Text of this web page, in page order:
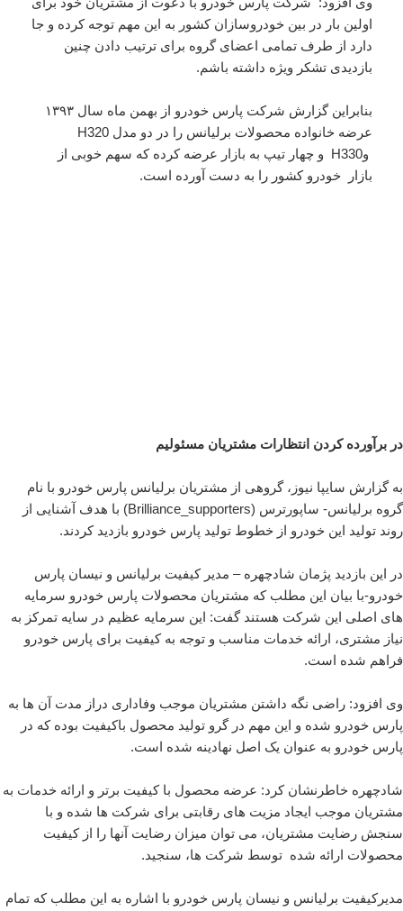
اولین بار در بین خودروسازان کشور به این مهم توجه کرده و جا
دارد از طرف تمامی اعضای گروه برای ترتیب دادن چنین
بازدیدی تشکر ویژه داشته باشم.
بنابراین گزارش شرکت پارس خودرو از بهمن ماه سال ۱۳۹۳
عرضه خانواده محصولات برلیانس را در دو مدل H320
وH330 و چهار تیپ به بازار عرضه کرده که سهم خوبی از
بازار خودرو کشور را به دست آورده است.
در برآورده کردن انتظارات مشتریان مسئولیم
به گزارش سایپا نیوز، گروهی از مشتریان برلیانس پارس خودرو با نام
گروه برلیانس- ساپورترس (Brilliance_supporters) با هدف آشنایی از
روند تولید این خودرو از خطوط تولید پارس خودرو بازدید کردند.
در این بازدید پژمان شادچهره – مدیر کیفیت برلیانس و نیسان پارس
خودرو-با بیان این مطلب که مشتریان محصولات پارس خودرو سرمایه
های اصلی این شرکت هستند گفت: این سرمایه عظیم در سایه تمرکز به
نیاز مشتری، ارائه خدمات مناسب و توجه به کیفیت برای پارس خودرو
فراهم شده است.
وی افزود: راضی نگه داشتن مشتریان موجب وفاداری دراز مدت آن ها به
پارس خودرو شده و این مهم در گرو تولید محصول باکیفیت بوده که در
پارس خودرو به عنوان یک اصل نهادینه شده است.
شادچهره خاطرنشان کرد: عرضه محصول با کیفیت برتر و ارائه خدمات به
مشتریان موجب ایجاد مزیت های رقابتی برای شرکت ها شده و با
سنجش رضایت مشتریان، می توان میزان رضایت آنها را از کیفیت
محصولات ارائه شده توسط شرکت ها، سنجید.
مدیرکیفیت برلیانس و نیسان پارس خودرو با اشاره به این مطلب که تمام